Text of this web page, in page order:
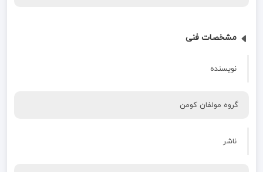
مشخصات فنی
نویسنده
گروه مولفان کومن
ناشر